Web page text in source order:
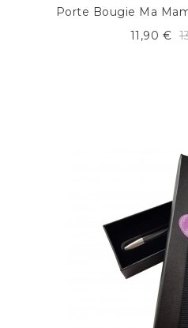
Porte Bougie Ma
11,90 €